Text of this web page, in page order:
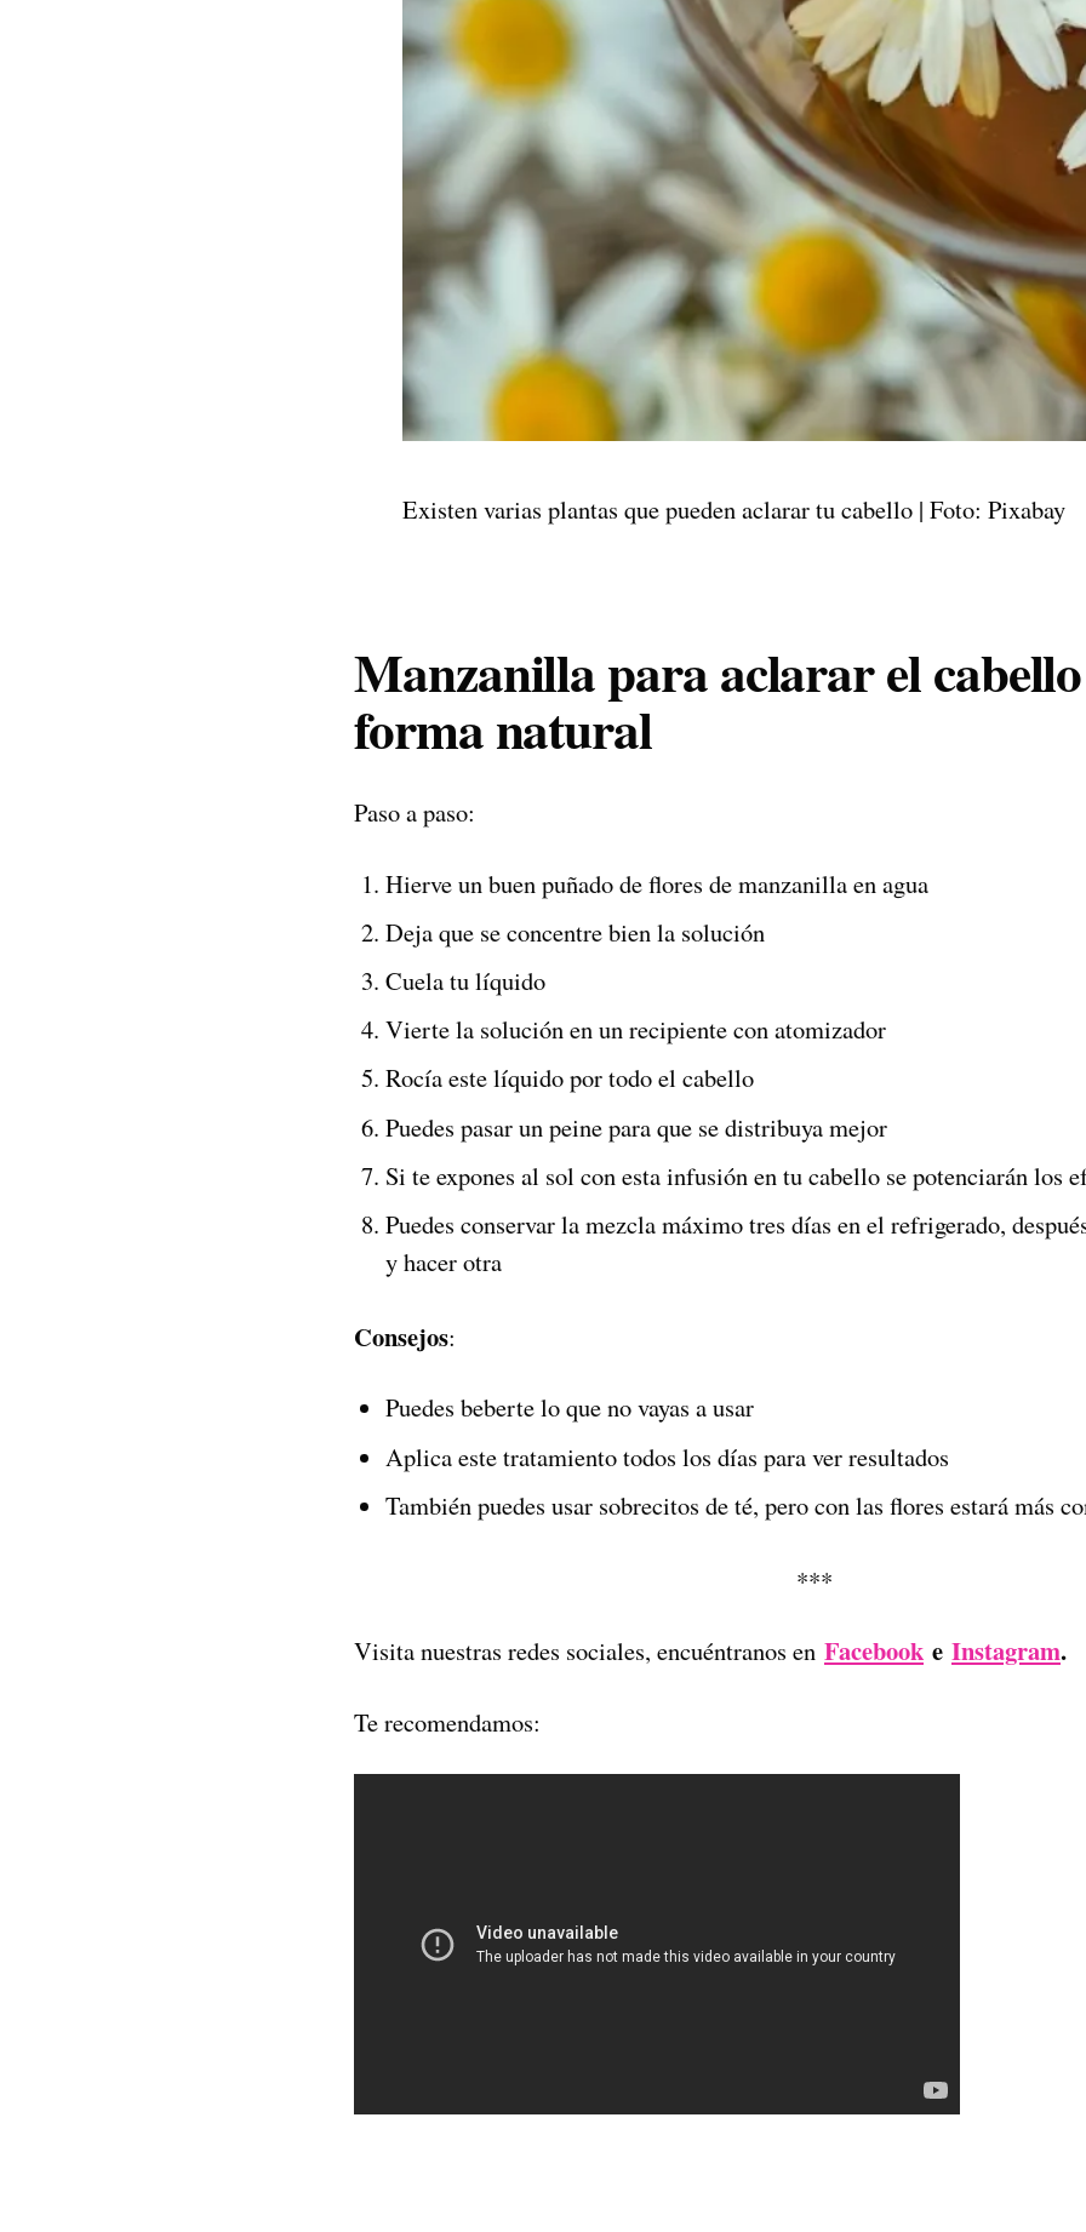
Existen varias plantas que pueden aclarar tu cabello | Foto: Pixabay
Manzanilla para aclarar el
forma natural
Paso a paso:
Hierve un buen puñado de flores de manzanilla en agua
Deja que se concentre bien la solución
Cuela tu líquido
Vierte la solución en un recipiente con atomizador
Rocía este líquido por todo el cabello
Puedes pasar un peine para que se distribuya mejor
Si te expones al sol con esta infusión en tu cabello se potenciarán los
Puedes conservar la mezcla máximo tres días en el refrigerado,
y hacer otra
Consejos:
Puedes beberte lo que no vayas a usar
Aplica este tratamiento todos los días para ver resultados
También puedes usar sobrecitos de té, pero con las flores estará más
***
Visita nuestras redes sociales, encuéntranos en Facebook e Instagram.
Te recomendamos: